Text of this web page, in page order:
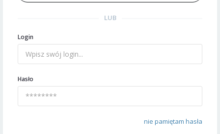
LUB
Login
Hasło
nie pamiętam hasła